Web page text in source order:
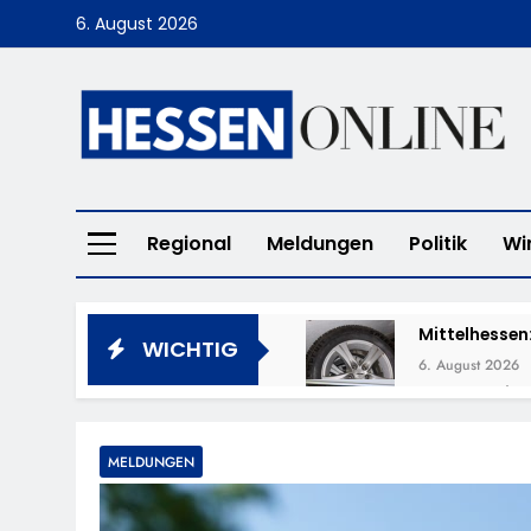
to
6. August 2026
Hessen Online
Regional Meldungen Politik
WICHTIG
6. August 2026
POL-OH:
POL-HR:
6. August 2026
Feuerwehr
MELDUNGEN